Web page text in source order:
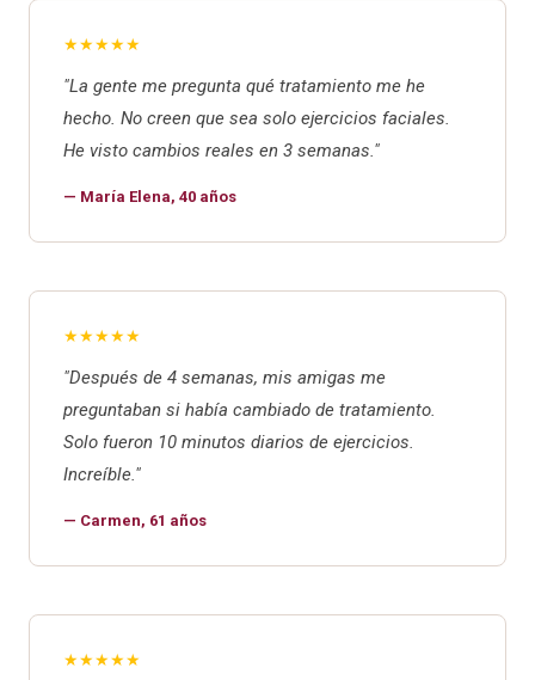
★★★★★
"La gente me pregunta qué tratamiento me he
hecho. No creen que sea solo ejercicios faciales.
He visto cambios reales en 3 semanas."
— María Elena, 40 años
★★★★★
"Después de 4 semanas, mis amigas me
preguntaban si había cambiado de tratamiento.
Solo fueron 10 minutos diarios de ejercicios.
Increíble."
— Carmen, 61 años
★★★★★